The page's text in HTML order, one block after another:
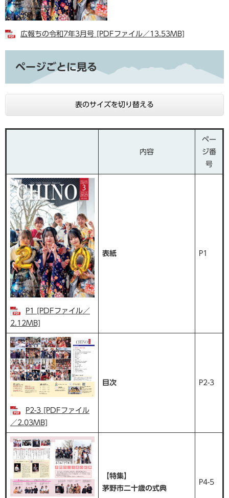
広報ちの令和7年3月号 [PDFファイル／13.53MB]
ページごとに見る
表のサイズを切り替える
内容
ペー
ジ番
号
P1 [PDFファイル／
2.12MB]
表紙 P1
P2-3 [PDFファイル
／2.03MB]
目次 P2-3
【特集】
茅野市二十歳の式典
P4-5